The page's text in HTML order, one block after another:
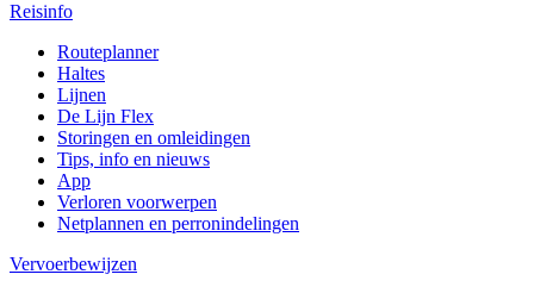
Reisinfo
Routeplanner
Haltes
Lijnen
De Lijn Flex
Storingen en omleidingen
Tips, info en nieuws
App
Verloren voorwerpen
Netplannen en perronindelingen
Vervoerbewijzen